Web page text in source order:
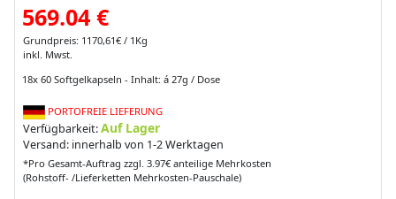
569.04 €
Grundpreis: 1170,61€ / 1Kg
inkl. Mwst.
18x 60 Softgelkapseln - Inhalt: á 27g / Dose
PORTOFREIE LIEFERUNG
Verfügbarkeit:Auf Lager
Versand: innerhalb von 1-2 Werktagen
*Pro Gesamt-Auftrag zzgl. 3.97€ anteilige Mehrkosten
(Rohstoff- /Lieferketten Mehrkosten-Pauschale)